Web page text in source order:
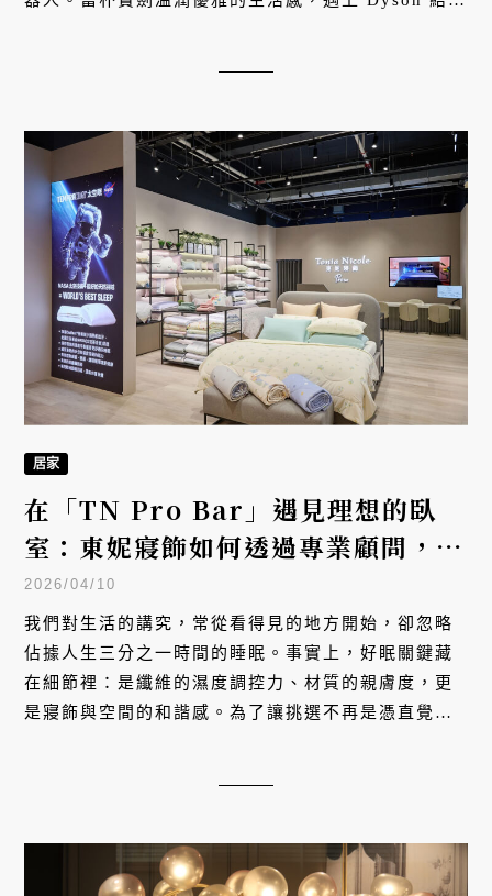
居家
在「TN Pro Bar」遇見理想的臥
室：東妮寢飾如何透過專業顧問，幫
你找出最適合的睡眠組合
2026/04/10
我們對生活的講究，常從看得見的地方開始，卻忽略
佔據人生三分之一時間的睡眠。事實上，好眠關鍵藏
在細節裡：是纖維的濕度調控力、材質的親膚度，更
是寢飾與空間的和諧感。為了讓挑選不再是憑直覺的